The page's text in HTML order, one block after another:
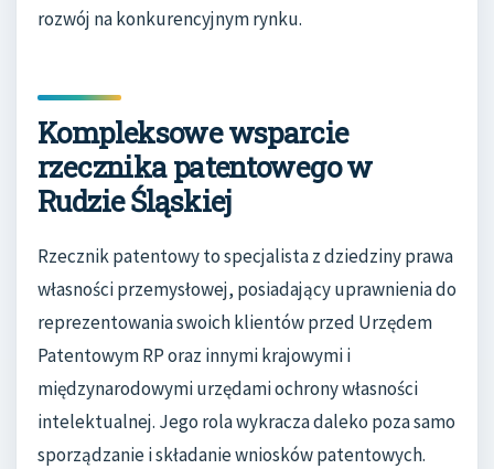
rozwój na konkurencyjnym rynku.
Kompleksowe wsparcie
rzecznika patentowego w
Rudzie Śląskiej
Rzecznik patentowy to specjalista z dziedziny prawa
własności przemysłowej, posiadający uprawnienia do
reprezentowania swoich klientów przed Urzędem
Patentowym RP oraz innymi krajowymi i
międzynarodowymi urzędami ochrony własności
intelektualnej. Jego rola wykracza daleko poza samo
sporządzanie i składanie wniosków patentowych.